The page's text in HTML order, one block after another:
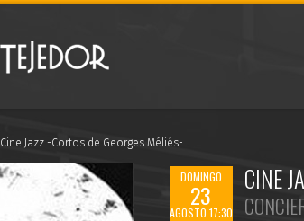
Cine Jazz -Cortos de Georges Méliés-
DOMINGO
23
AGOSTO 17:30
CINE